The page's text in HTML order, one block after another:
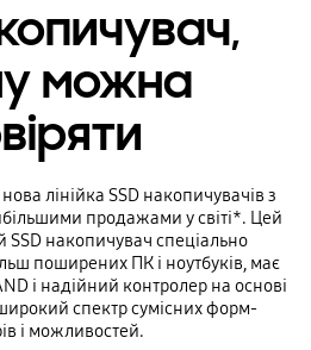
можна
лінійка SSD накопичувачів з
продажами у світі*. Цей
накопичувач спеціально
поширених ПК і ноутбуків, має
і надійний контролер на основі
спектр сумісних форм-
і можливостей.